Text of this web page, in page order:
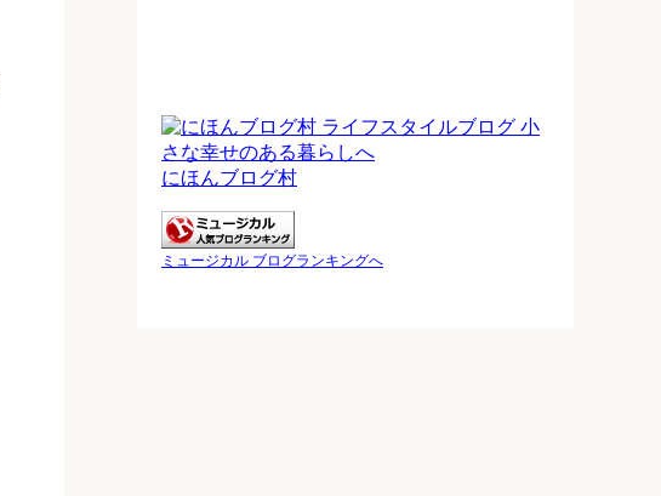
にほんブログ村
ミュージカル ブログランキングへ